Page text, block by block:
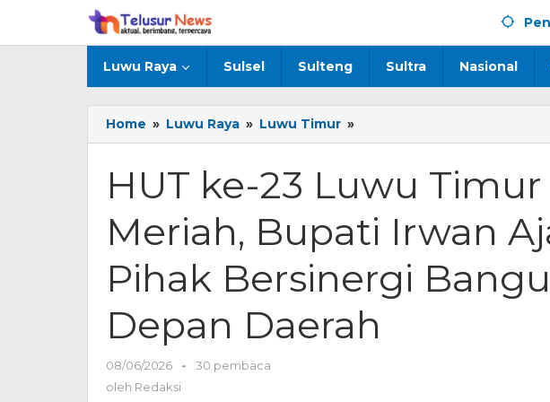
konten
Luwu Raya Sulsel Sulteng Sultra Nasional
Home » Luwu Raya » Luwu Timur »
ke-
Luwu
Timur
Berlangsung
Meriah,
Irwan
Ajak
Semua
Pihak
HUT ke-23 Luwu
Meriah, Bupati Irwan
Pihak Bersinergi
Depan Daerah
08/06/2026
oleh
-
30 pembaca
oleh Redaksi